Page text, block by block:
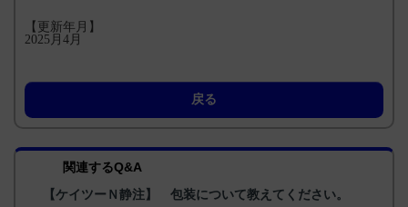
【更新年月】
2025月4月
戻る
関連するQ&A
【ケイツーＮ静注】 包装について教えてください。